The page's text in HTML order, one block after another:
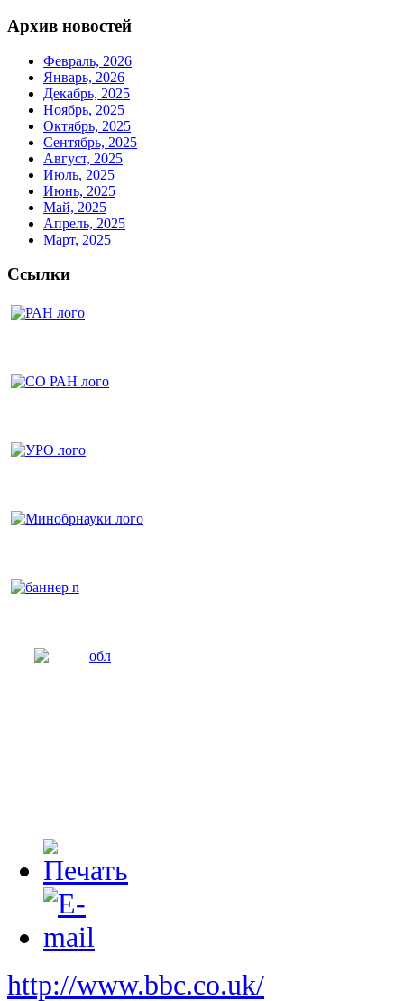
Архив новостей
Февраль, 2026
Январь, 2026
Декабрь, 2025
Ноябрь, 2025
Октябрь, 2025
Сентябрь, 2025
Август, 2025
Июль, 2025
Июнь, 2025
Май, 2025
Апрель, 2025
Март, 2025
Ссылки
http://www.bbc.co.uk/